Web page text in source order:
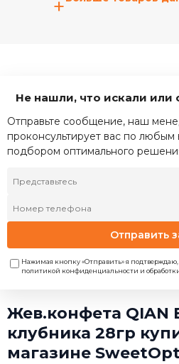
+
Не нашли, что искали или
Отправьте сообщение, наш
проконсультирует вас по
подбором оптимального
Отправить
Нажимая кнопку «Отправить» я подтверждаю,
политикой конфиденциальности и
Жев.конфета QIAN
клубника 28гр
магазине SweetOpt